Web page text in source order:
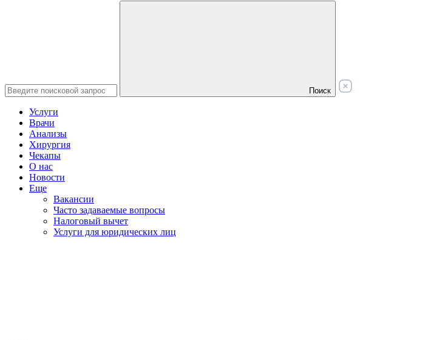
Поиск
Услуги
Врачи
Анализы
Хирургия
Чекапы
О нас
Новости
Еще
Вакансии
Часто задаваемые вопросы
Налоговый вычет
Услуги для юридических лиц